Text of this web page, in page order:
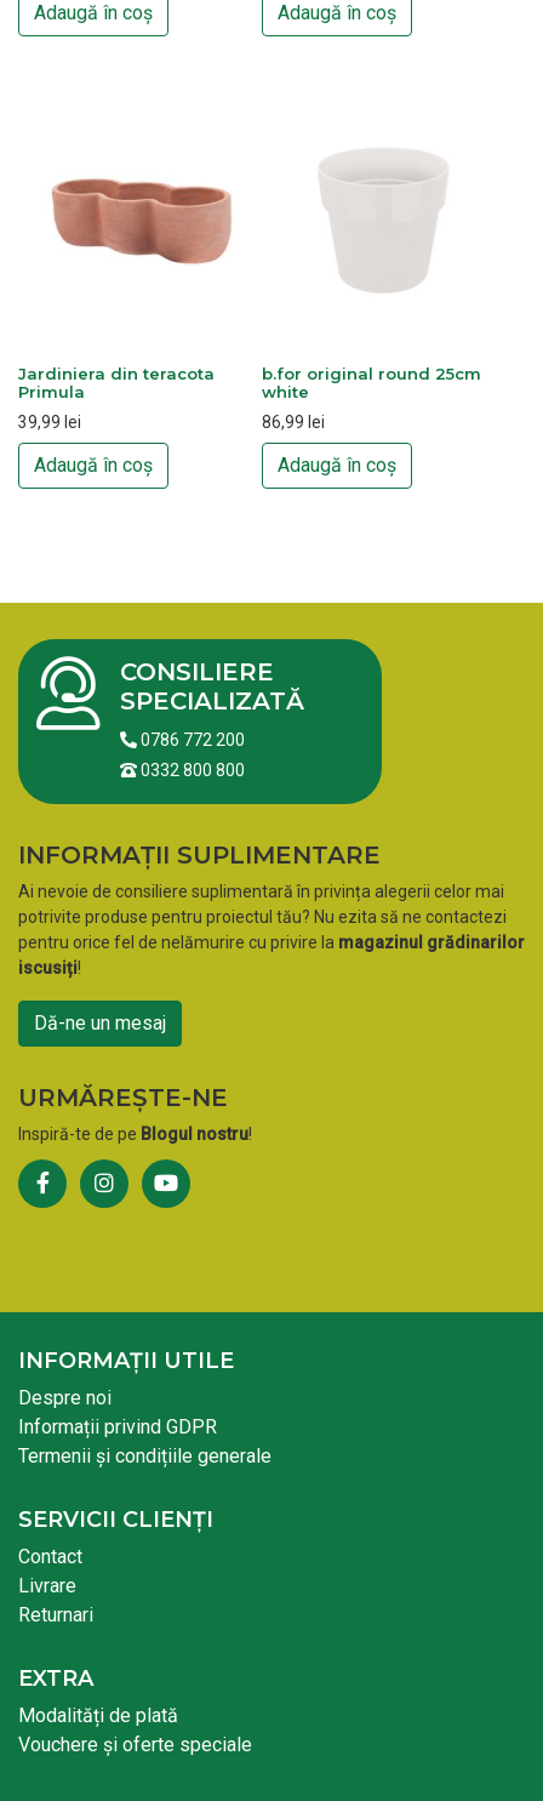
Adaugă în coș Adaugă în coș
Jardiniera din teracota
Primula
39,99 lei
Adaugă în coș
b.for original round 25cm
white
86,99 lei
Adaugă în coș
CONSILIERE
SPECIALIZATĂ
0786 772 200
0332 800 800
INFORMAȚII SUPLIMENTARE
Ai nevoie de consiliere suplimentară în privința alegerii celor mai
potrivite produse pentru proiectul tău? Nu ezita să ne contactezi
pentru orice fel de nelămurire cu privire la magazinul grădinarilor
iscusiți!
Dă-ne un mesaj
URMĂREȘTE-NE
Inspiră-te de pe Blogul nostru!
INFORMAȚII UTILE
Despre noi
Informații privind GDPR
Termenii și condițiile generale
SERVICII CLIENȚI
Contact
Livrare
Returnari
EXTRA
Modalități de plată
Vouchere și oferte speciale